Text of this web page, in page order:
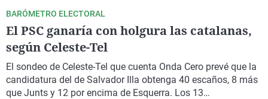
BARÓMETRO ELECTORAL
El PSC ganaría con holgura las catalanas,
según Celeste-Tel
El sondeo de Celeste-Tel que cuenta Onda Cero prevé que la
candidatura del de Salvador Illa obtenga 40 escaños, 8 más
que Junts y 12 por encima de Esquerra. Los 13